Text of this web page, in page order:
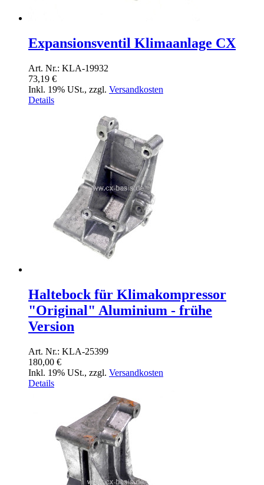
Expansionsventil Klimaanlage CX
Art. Nr.: KLA-19932
73,19 €
Inkl. 19% USt., zzgl. Versandkosten
Details
Haltebock für Klimakompressor
"Original" Aluminium - frühe
Version
Art. Nr.: KLA-25399
180,00 €
Inkl. 19% USt., zzgl. Versandkosten
Details